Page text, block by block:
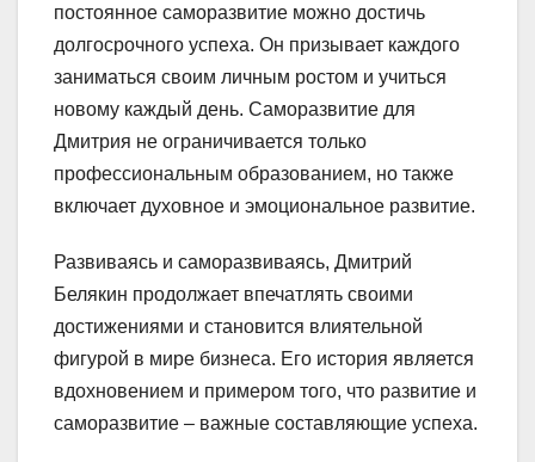
постоянное саморазвитие можно достичь
долгосрочного успеха. Он призывает каждого
заниматься своим личным ростом и учиться
новому каждый день. Саморазвитие для
Дмитрия не ограничивается только
профессиональным образованием, но также
включает духовное и эмоциональное развитие.
Развиваясь и саморазвиваясь, Дмитрий
Белякин продолжает впечатлять своими
достижениями и становится влиятельной
фигурой в мире бизнеса. Его история является
вдохновением и примером того, что развитие и
саморазвитие – важные составляющие успеха.